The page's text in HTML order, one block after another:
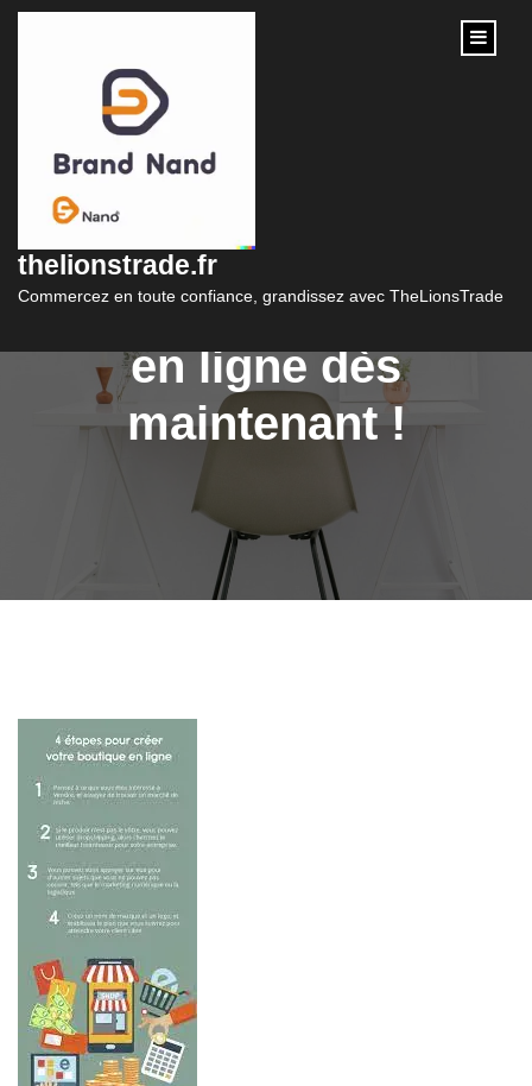
content
thelionstrade.fr
Commercez en toute confiance, grandissez avec TheLionsTrade
Lancez-vous dans le
commerce en ligne :
Créez votre boutique
en ligne dès
maintenant !